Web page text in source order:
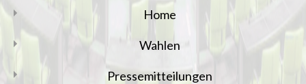
Home
Wahlen
Pressemitteilungen